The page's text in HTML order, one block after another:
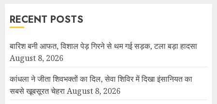
RECENT POSTS
बारिश बनी आफत, विशाल पेड़ गिरने से थम गई सड़क, टला बड़ा हादसा
August 8, 2026
कांधला ने जीता शिवभक्तों का दिल, सेवा शिविर में दिखा इंसानियत का
सबसे खूबसूरत चेहराAugust 8, 2026